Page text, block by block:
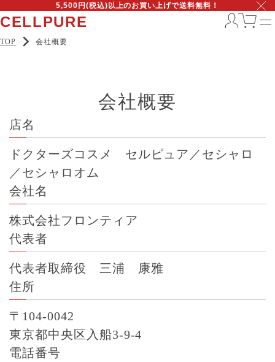
5,500円(税込)以上のお買い上げで送料無料！
CELLPURE
TOP 会社概要
会社概要
店名
ドクターズコスメ セルピュア／セシャロ
／セシャロオム
会社名
株式会社フロンティア
代表者
代表者取締役 三浦 康雅
住所
〒104-0042
東京都中央区入船3-9-4
電話番号